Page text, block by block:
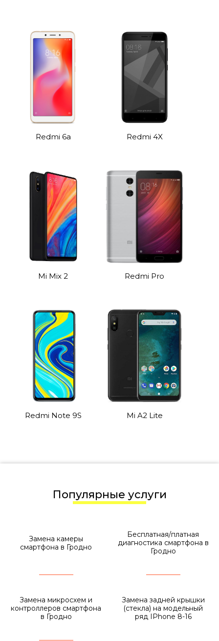
Redmi 6a Redmi 4X
Mi Mix 2 Redmi Pro
Redmi Note 9S Mi A2 Lite
Популярные услуги
Замена камеры
смартфона в Гродно
Бесплатная/платная
диагностика смартфона в
Гродно
Замена микросхем и
контроллеров смартфона
в Гродно
Замена задней крышки
(стекла) на модельный
ряд IPhone 8-16